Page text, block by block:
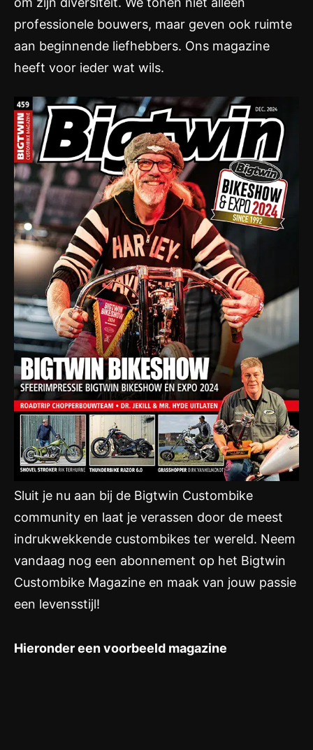
professionele bouwers, maar geven ook ruimte
aan beginnende liefhebbers. Ons magazine
heeft voor ieder wat wils.
Sluit je nu aan bij de Bigtwin Custombike
community en laat je verassen door de meest
indrukwekkende custombikes ter wereld. Neem
vandaag nog een abonnement op het Bigtwin
Custombike Magazine en maak van jouw passie
een levensstijl!
Hieronder een voorbeeld magazine